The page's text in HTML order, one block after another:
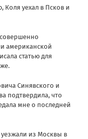
уехал в Псков и
американской
статью для
Синявского и
подтвердила, что
мне о последней
из Москвы в